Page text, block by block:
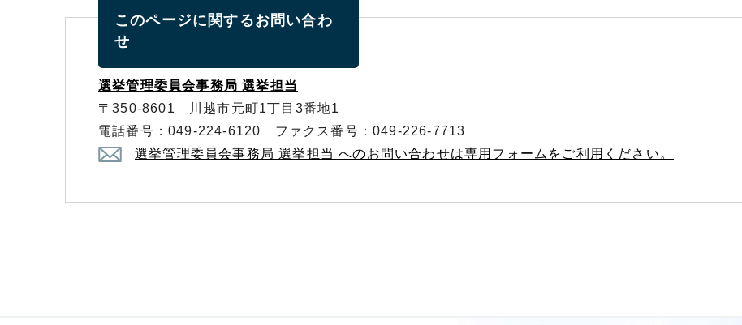
このページに関するお問い合わ
せ
選挙管理委員会事務局 選挙担当
〒350-8601 川越市元町1丁目3番地1
電話番号：049-224-6120 ファクス番号：049-226-7713
選挙管理委員会事務局 選挙担当 へのお問い合わせは専用フォームをご利用ください。